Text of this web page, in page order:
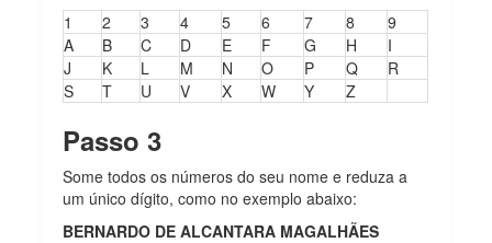
1
2 3 4 5 6 7 8
9
A
B C D E F G H
I
J
K L M N O P Q
R
S
T U V X W Y Z
Passo 3
Some todos os números do seu nome e reduza a
um único dígito, como no exemplo abaixo:
BERNARDO DE ALCANTARA MAGALHÃES